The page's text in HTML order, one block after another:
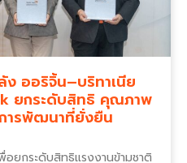
ออริจิ้น–บริทาเนีย
ยกระดับสิทธิ คุณภาพ
ารพัฒนาที่ยั่งยืน
อยกระดับสิทธิแรงงานข้ามชาติ